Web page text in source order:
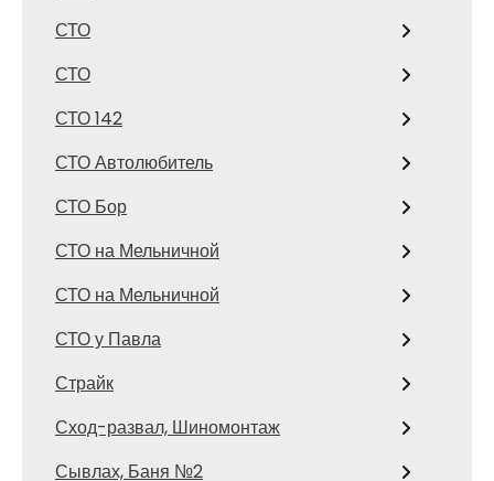
СТО
СТО
СТО 142
СТО Автолюбитель
СТО Бор
СТО на Мельничной
СТО на Мельничной
СТО у Павла
Страйк
Сход-развал, Шиномонтаж
Сывлах, Баня №2